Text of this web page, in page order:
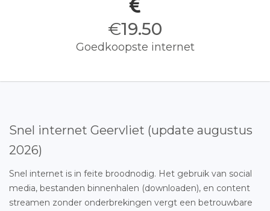
€19.50
Goedkoopste internet
Snel internet Geervliet (update augustus
2026)
Snel internet is in feite broodnodig. Het gebruik van social
media, bestanden binnenhalen (downloaden), en content
streamen zonder onderbrekingen vergt een betrouwbare